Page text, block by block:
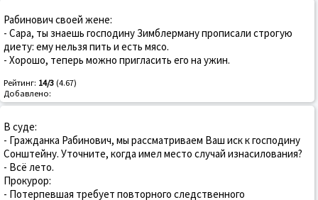
Рабинович своей жене:
- Сара, ты знаешь господину Зимблерману прописали строгую
диету: ему нельзя пить и есть мясо.
- Хорошо, теперь можно пригласить его на ужин.
Рейтинг: 14/3 (4.67)
Добавлено:
В суде:
- Гражданка Рабинович, мы рассматриваем Ваш иск к господину
Сонштейну. Уточните, когда имел место случай изнасилования?
- Всё лето.
Прокурор:
- Потерпевшая требует повторного следственного